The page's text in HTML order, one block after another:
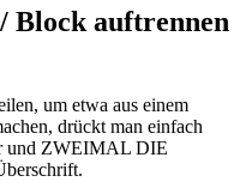
Block auftrennen
um etwa aus einem
drückt man einfach
und ZWEIMAL DIE